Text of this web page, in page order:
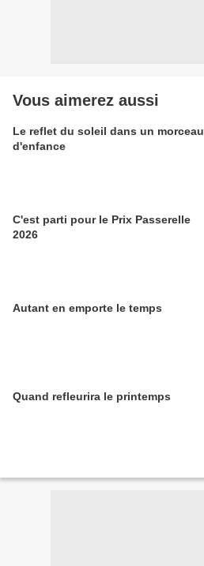
Vous aimerez aussi
Le reflet du soleil dans un morceau
d'enfance
C'est parti pour le Prix Passerelle
2026
Autant en emporte le temps
Quand refleurira le printemps